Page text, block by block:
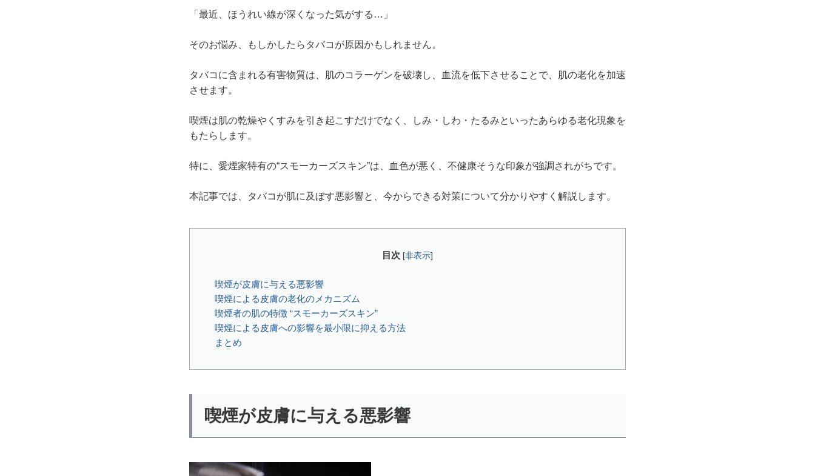
「最近、ほうれい線が深くなった気がする…」
そのお悩み、もしかしたらタバコが原因かもしれません。
タバコに含まれる有害物質は、肌のコラーゲンを破壊し、血流を低下させることで、肌の老化を加速
させます。
喫煙は肌の乾燥やくすみを引き起こすだけでなく、しみ・しわ・たるみといったあらゆる老化現象を
もたらします。
特に、愛煙家特有の“スモーカーズスキン”は、血色が悪く、不健康そうな印象が強調されがちです。
本記事では、タバコが肌に及ぼす悪影響と、今からできる対策について分かりやすく解説します。
目次 [非表示]
喫煙が皮膚に与える悪影響
喫煙による皮膚の老化のメカニズム
喫煙者の肌の特徴 “スモーカーズスキン”
喫煙による皮膚への影響を最小限に抑える方法
まとめ
喫煙が皮膚に与える悪影響